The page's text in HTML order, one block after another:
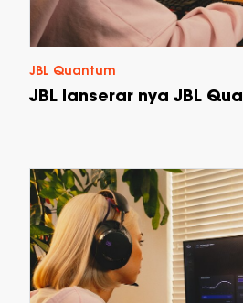
JBL Quantum
JBL lanserar nya JBL